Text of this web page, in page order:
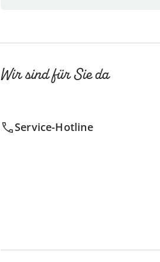
Wir sind für Sie da
Service-Hotline